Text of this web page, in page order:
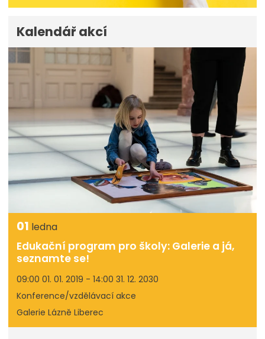
Kalendář akcí
01 ledna
Edukační program pro školy: Galerie a já,
seznamte se!
09:00 01. 01. 2019 - 14:00 31. 12. 2030
Konference/vzdělávací akce
Galerie Lázně Liberec